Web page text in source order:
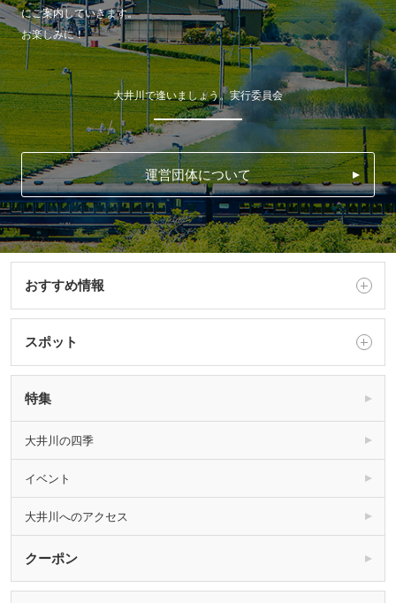
にご案内していきます。
お楽しみに！
大井川で逢いましょう。実行委員会
運営団体について
おすすめ情報
スポット
特集
大井川の四季
イベント
大井川へのアクセス
クーポン